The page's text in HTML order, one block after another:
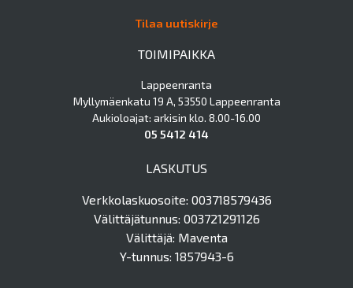
Tilaa uutiskirje
TOIMIPAIKKA
Lappeenranta
Myllymäenkatu 19 A, 53550 Lappeenranta
Aukioloajat: arkisin klo. 8.00-16.00
05 5412 414
LASKUTUS
Verkkolaskuosoite: 003718579436
Välittäjätunnus: 003721291126
Välittäjä: Maventa
Y-tunnus: 1857943-6